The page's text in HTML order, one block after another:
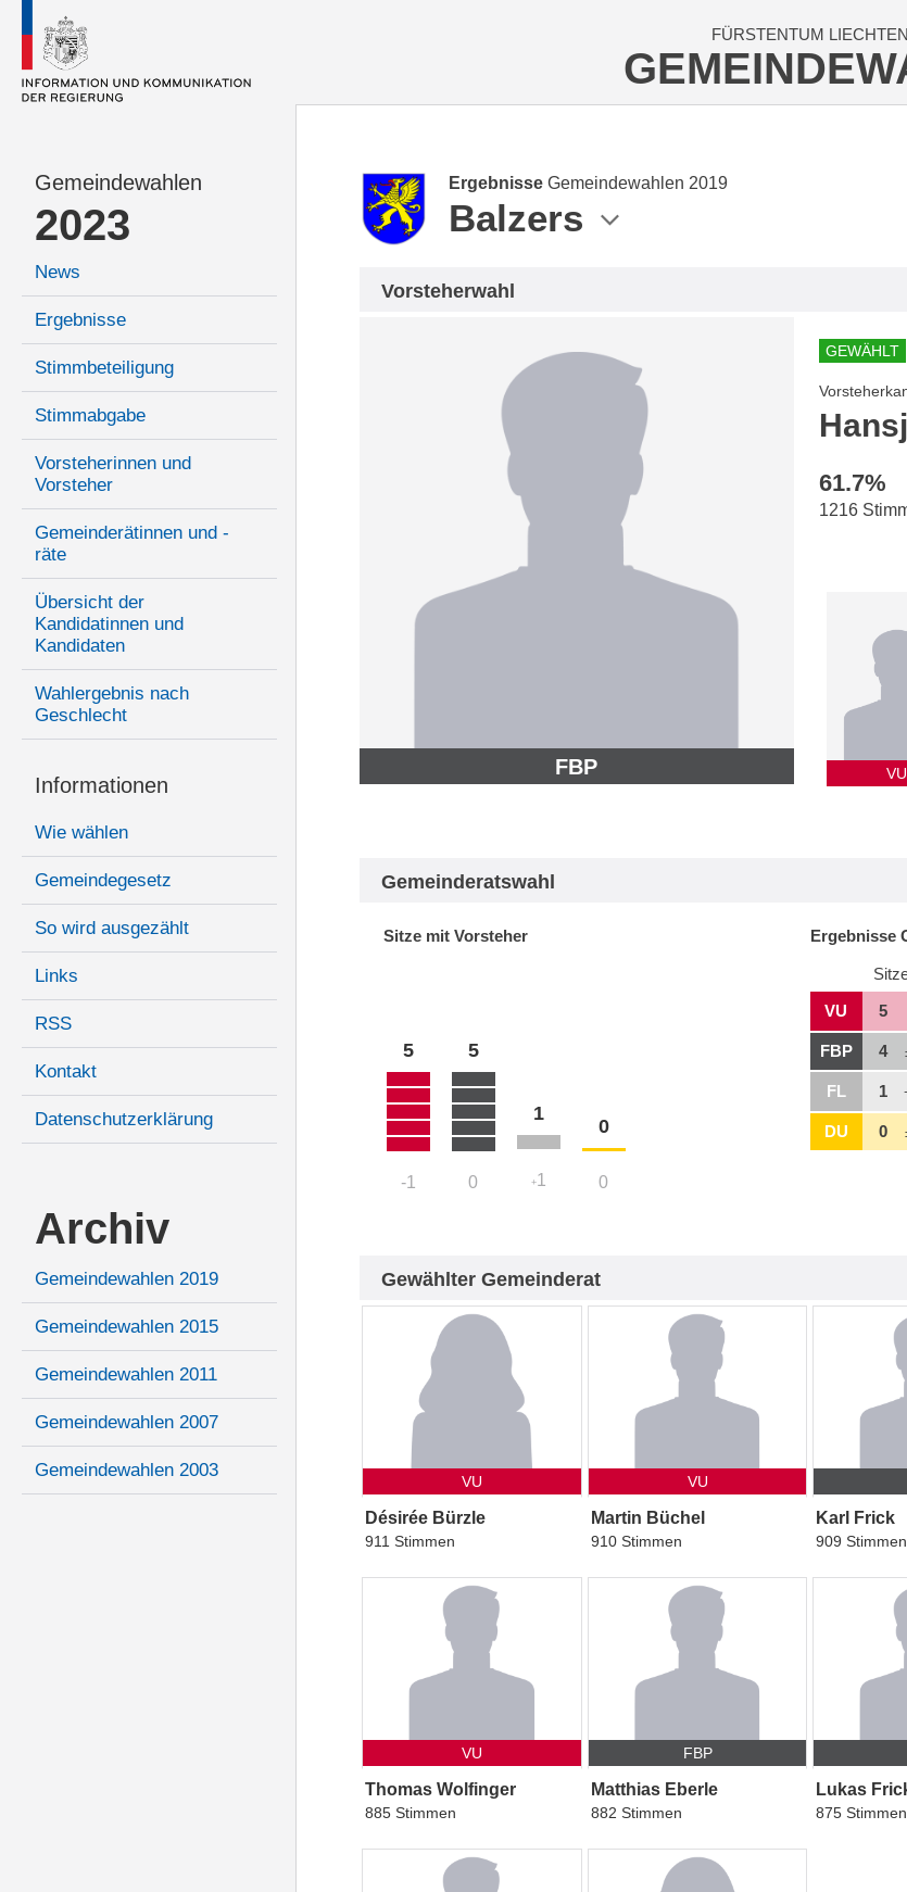
FÜRSTENTUM
Gemeindewahlen
2023
News
Ergebnisse
Stimmbeteiligung
Stimmabgabe
Vorsteherinnen und
Vorsteher
Gemeinderätinnen und -
räte
Übersicht der
Kandidatinnen und
Kandidaten
Wahlergebnis nach
Geschlecht
Informationen
Wie wählen
Gemeindegesetz
So wird ausgezählt
Links
RSS
Kontakt
Datenschutzerklärung
Archiv
Gemeindewahlen 2019
Gemeindewahlen 2015
Gemeindewahlen 2011
Gemeindewahlen 2007
Gemeindewahlen 2003
Ergebnisse Gemeindewahlen 2019
Balzers
Vorsteherwahl
FBP
GEWÄHLT
61.7%
1216
VU
Gemeinderatswahl
Sitze mit Vorsteher
5
-1
5
0
1
+1
0
0
Ergebnisse
VU
5
FBP 4
FL 1
DU 0
Gewählter Gemeinderat
VU
Désirée Bürzle
911 Stimmen
VU
Martin Büchel
910 Stimmen
Karl Frick
909 Stimmen
VU
Thomas Wolfinger
885 Stimmen
FBP
Matthias Eberle
882 Stimmen
Lukas
875 Stimmen